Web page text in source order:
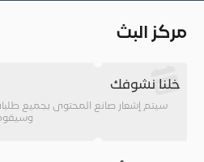
مركز البث
خلنا نشوفك
سيتم إشعار صانع المحتوى بجميع